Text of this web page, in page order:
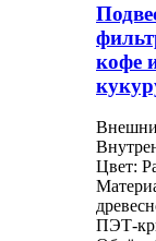
кофе
Цвет:
ПЭТ-